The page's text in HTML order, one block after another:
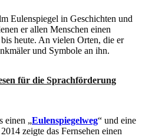
Eulenspiegel in Geschichten und
er allen Menschen einen
heute. An vielen Orten, die er
und Symbole an ihn.
für die Sprachförderung
einen „Eulenspiegelweg“ und eine
zeigte das Fernsehen einen